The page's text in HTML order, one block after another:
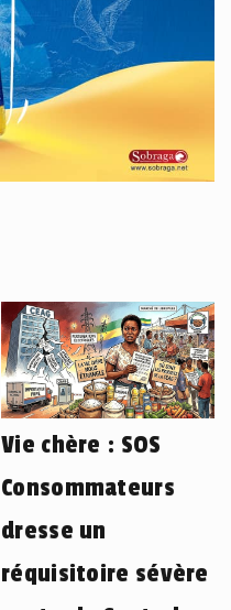
Vie chère : SOS
Consommateurs
dresse un
réquisitoire sévère